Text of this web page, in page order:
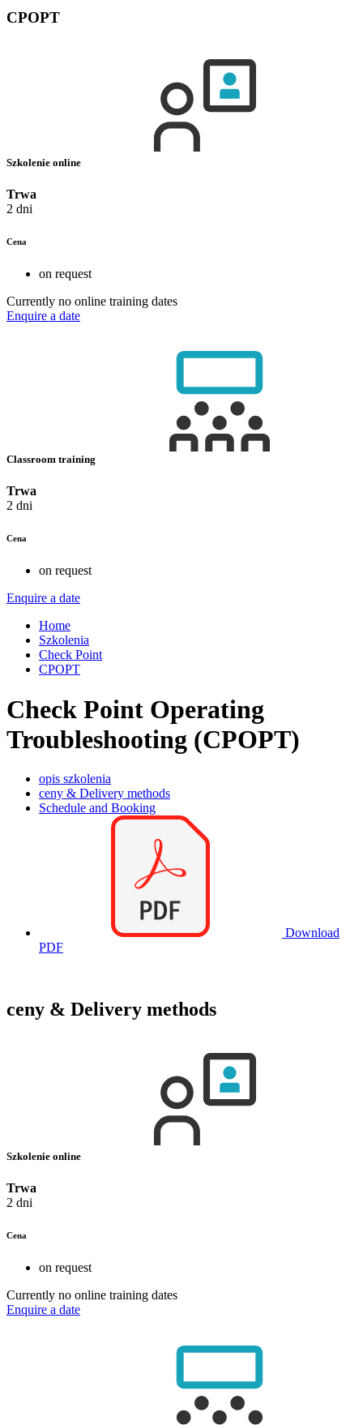
CPOPT
Szkolenie online
Trwa
2 dni
Cena
on request
Currently no online training dates
Enquire a date
Classroom training
Trwa
2 dni
Cena
on request
Enquire a date
Home
Szkolenia
Check Point
CPOPT
Check Point Operating
Troubleshooting (CPOPT)
opis szkolenia
ceny & Delivery methods
Schedule and Booking
Download
PDF
ceny & Delivery methods
Szkolenie online
Trwa
2 dni
Cena
on request
Currently no online training dates
Enquire a date